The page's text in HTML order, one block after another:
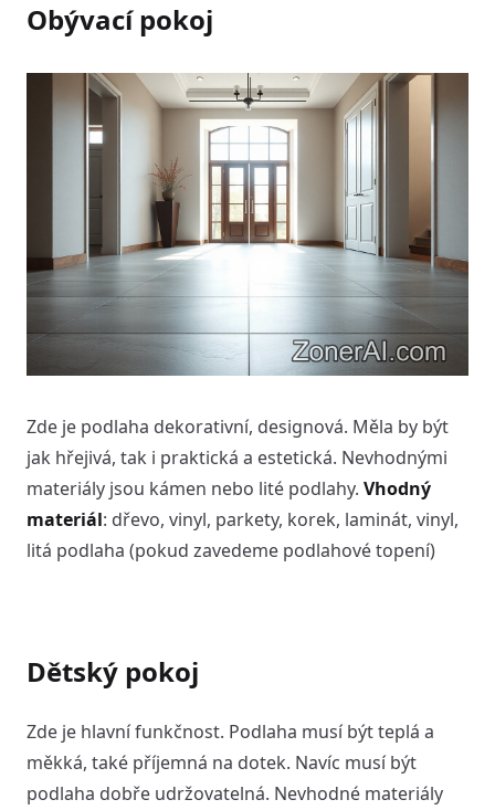
Obývací pokoj
Zde je podlaha dekorativní, designová. Měla by být
jak hřejivá, tak i praktická a estetická. Nevhodnými
materiály jsou kámen nebo lité podlahy. Vhodný
materiál: dřevo, vinyl, parkety, korek, laminát, vinyl,
litá podlaha (pokud zavedeme podlahové topení)
Dětský pokoj
Zde je hlavní funkčnost. Podlaha musí být teplá a
měkká, také příjemná na dotek. Navíc musí být
podlaha dobře udržovatelná. Nevhodné materiály